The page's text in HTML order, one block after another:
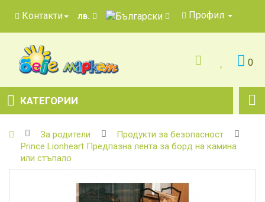
Контакти лв. Профил
0
КАТЕГОРИИ
За родители
Продукти за безопасност
Prince Lionheart Предпазна лента за борд на камина
или стъпало